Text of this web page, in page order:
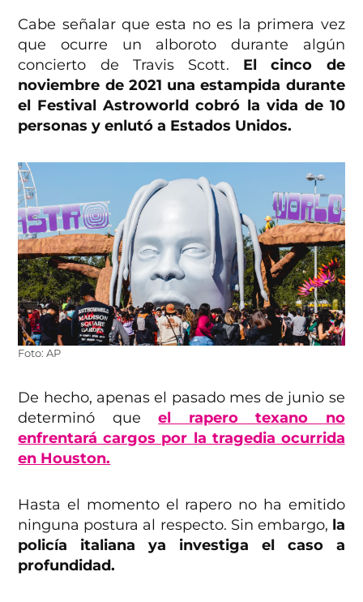
Cabe señalar que esta no es la primera vez
que ocurre un alboroto durante algún
concierto de Travis Scott. El cinco de
noviembre de 2021 una estampida durante
el Festival Astroworld cobró la vida de 10
personas y enlutó a Estados Unidos.
Foto: AP
De hecho, apenas el pasado mes de junio se
determinó queel rapero texano no
enfrentará cargos por la tragedia ocurrida
en Houston.
Hasta el momento el rapero no ha emitido
ninguna postura al respecto. Sin embargo, la
policía italiana ya investiga el caso a
profundidad.